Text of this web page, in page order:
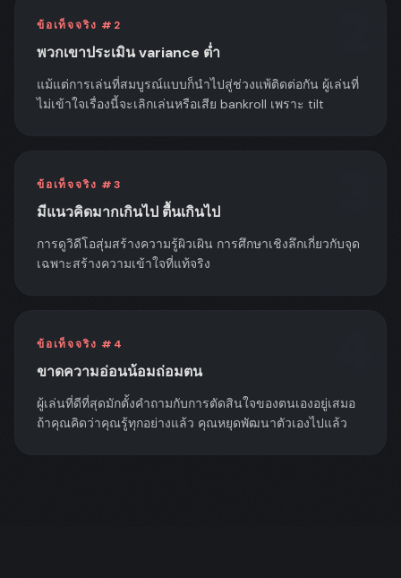
ข้อเท็จจริง # 2
พวกเขาประเมิน variance ต่ำ
แม้แต่การเล่นที่สมบูรณ์แบบก็นำไปสู่ช่วงแพ้ติดต่อกัน ผู้เล่นที่
ไม่เข้าใจเรื่องนี้จะเลิกเล่นหรือเสีย bankroll เพราะ tilt
ข้อเท็จจริง #3
มีแนวคิดมากเกินไป ตื้นเกินไป
การดูวิดีโอสุ่มสร้างความรู้ผิวเผิน การศึกษาเชิงลึกเกี่ยวกับจุด
เฉพาะสร้างความเข้าใจที่แท้จริง
ข้อเท็จจริง # 4
ขาดความอ่อนน้อมถ่อมตน
ผู้เล่นที่ดีที่สุดมักตั้งคำถามกับการตัดสินใจของตนเองอยู่เสมอ
ถ้าคุณคิดว่าคุณรู้ทุกอย่างแล้ว คุณหยุดพัฒนาตัวเองไปแล้ว